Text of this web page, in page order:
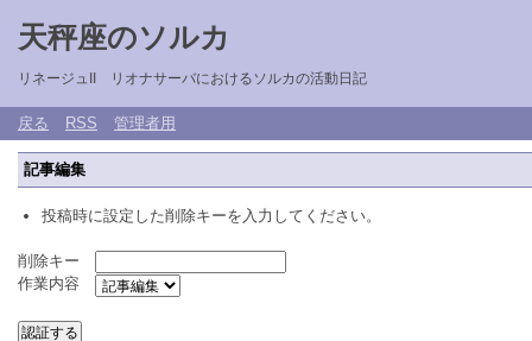
天秤座のソルカ
リネージュII リオナサーバにおけるソルカの活動日記
戻る RSS 管理者用
記事編集
投稿時に設定した削除キーを入力してください。
削除キー
作業内容